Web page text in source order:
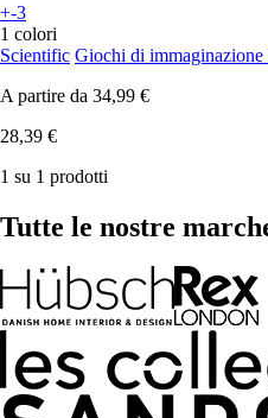
+-3
1 colori
Scientific Giochi di
A partire da 34,99 €
28,39 €
1 su 1 prodotti
Tutte le nostre